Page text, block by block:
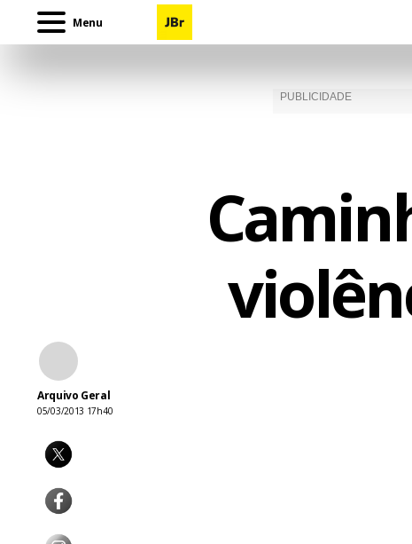
Menu
Arquivo Geral
05/03/2013 17h40